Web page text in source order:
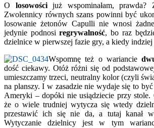
O losowościjuż wspominałam,
Zwolennicy równych szans powinni być
losowanie żetonów Capulli nie wnosi
jedynie podnosiregrywalność, bo raz
dzielnice w pierwszej fazie gry, a kiedy
Wspomnę też o wariancie
dość ciekawy. Otóż różni się od
umieszczamy trzeci, neutralny kolor (czyli
na planszy. I w zasadzie nie wydaje się to
Ameryki – dopóki nie usiądziecie przy stole.
że o wiele trudniej wytycza się wtedy
przestawić ich się nie da, a tutaj kanał
Wytyczanie dzielnicy jest w tym